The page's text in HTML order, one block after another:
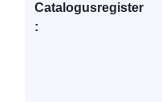
Catalogusregister
: